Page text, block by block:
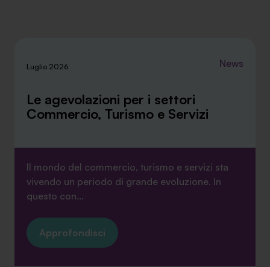
Luglio 2026 News
Le agevolazioni per i settori
Commercio, Turismo e Servizi
Il mondo del commercio, turismo e servizi sta
vivendo un periodo di grande evoluzione. In
questo con...
Approfondisci